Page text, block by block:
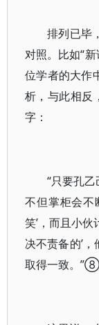
排列已毕
对照。比如“新
位学者的大作
析，与此相反
字：
“只要孔
不但掌柜会不
笑’，而且小
决不责备的’
取得一致。”⑧